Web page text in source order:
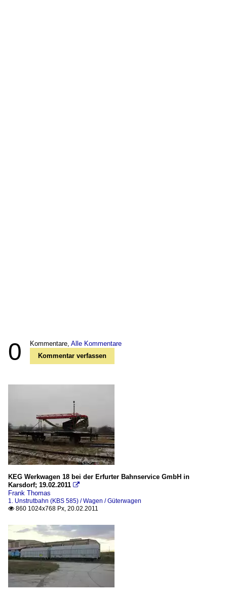
0 Kommentare, Alle Kommentare
Kommentar verfassen
KEG Werkwagen 18 bei der Erfurter Bahnservice GmbH in
Karsdorf; 19.02.2011 
Frank Thomas
1. Unstrutbahn (KBS 585) / Wagen / Güterwagen
 860 1024x768 Px, 20.02.2011